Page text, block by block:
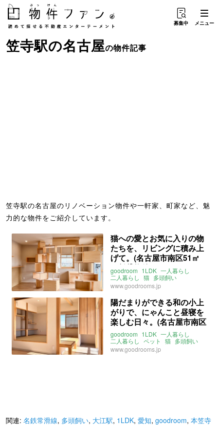
募集中 メニュー
笠寺駅の名古屋の物件記事
笠寺駅の名古屋のリノベーション物件や一軒家、町家など、魅
力的な物件をご紹介しています。
猫への愛とお気に入りの物
たちを、リビングに積み上
げて。(名古屋市南区51㎡
の賃貸物件)
goodroom 1LDK 一人暮らし
二人暮らし 猫 多頭飼い
キャットウォーク
キャットステップ
爪とぎ
レトロ マンション
リノベ
二面採光 角部屋 愛知 名古屋
中割 名鉄常滑線 大江駅
東海道本線 笠寺駅
名鉄名古屋本線
本笠寺駅
ライター：増成かおり
賃貸
www.goodrooms.jp
陽だまりができる和の小上
がりで、にゃんこと昼寝を
楽しむ日々。(名古屋市南区
51㎡の賃貸物件)
goodroom 1LDK 一人暮らし
二人暮らし ペット 猫 多頭飼い
和室 小上がり 畳
キャットウォーク
www.goodrooms.jp
関連: 名鉄常滑線, 多頭飼い, 大江駅, 1LDK, 愛知, goodroom, 本笠寺